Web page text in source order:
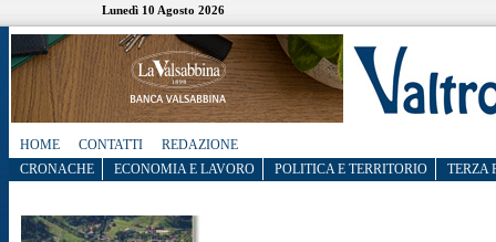
Lunedì 10 Agosto 2026
HOME CONTATTI
REDAZIONE
CRONACHE
ECONOMIA E LAVORO POLITICA E TERRITORIO TERZA